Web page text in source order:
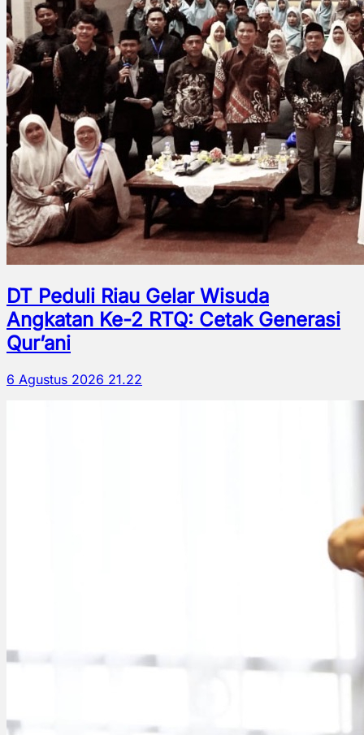
DT Peduli Riau Gelar Wisuda
Angkatan Ke-2 RTQ: Cetak Generasi
Qur’ani
6 Agustus 2026 21.22